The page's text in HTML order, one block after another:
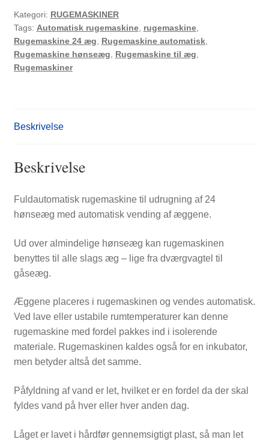
plads
til
24
æg
|
Kategori: RUGEMASKINER
Tags: Automatisk rugemaskine, rugemaskine,
Rugemaskine 24 æg
Rugemaskine automatisk,
Rugemaskine hønseæg
Rugemaskine til æg
Rugemaskiner
Beskrivelse
Beskrivelse
Fuldautomatisk rugemaskine til udrugning af 24
hønseæg med automatisk vending af æggene.
Ud over almindelige hønseæg kan rugemaskinen
benyttes til alle slags æg – lige fra dværgvagtel til
gåseæg.
Æggene placeres i rugemaskinen og vendes automatisk.
Ved lave eller ustabile rumtemperaturer kan denne
rugemaskine med fordel pakkes ind i isolerende
materiale. Rugemaskinen kaldes også for en inkubator,
men betyder altså det samme.
Påfyldning af vand er let, hvilket er en fordel da der skal
fyldes vand på hver eller hver anden dag.
Låget er lavet i hårdfør gennemsigtigt plast, så man let